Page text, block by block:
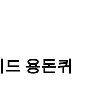
드 용돈퀴